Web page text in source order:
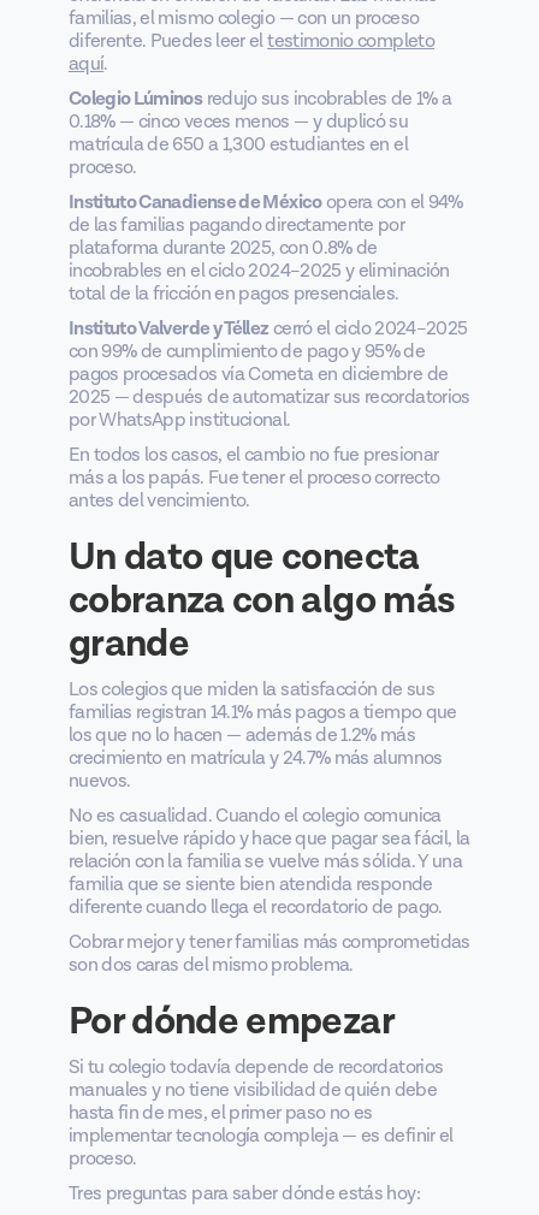
familias, el mismo colegio — con un proceso
diferente. Puedes leer eltestimonio completo
aquí.
Colegio Lúminosredujo sus incobrables de 1% a
0.18% — cinco veces menos — y duplicó su
matrícula de 650 a 1,300 estudiantes en el
proceso.
Instituto Canadiense de Méxicoopera con el 94%
de las familias pagando directamente por
plataforma durante 2025, con 0.8% de
incobrables en el ciclo 2024–2025 y eliminación
total de la fricción en pagos presenciales.
Instituto Valverde y Téllezcerró el ciclo 2024–2025
con 99% de cumplimiento de pago y 95% de
pagos procesados vía Cometa en diciembre de
2025 — después de automatizar sus recordatorios
por WhatsApp institucional.
En todos los casos, el cambio no fue presionar
más a los papás. Fue tener el proceso correcto
antes del vencimiento.
Un dato que conecta
cobranza con algo más
grande
Los colegios que miden la satisfacción de sus
familias registran 14.1% más pagos a tiempo que
los que no lo hacen — además de 1.2% más
crecimiento en matrícula y 24.7% más alumnos
nuevos.
No es casualidad. Cuando el colegio comunica
bien, resuelve rápido y hace que pagar sea fácil, la
relación con la familia se vuelve más sólida. Y una
familia que se siente bien atendida responde
diferente cuando llega el recordatorio de pago.
Cobrar mejor y tener familias más comprometidas
son dos caras del mismo problema.
Por dónde empezar
Si tu colegio todavía depende de recordatorios
manuales y no tiene visibilidad de quién debe
hasta fin de mes, el primer paso no es
implementar tecnología compleja — es definir el
proceso.
Tres preguntas para saber dónde estás hoy: